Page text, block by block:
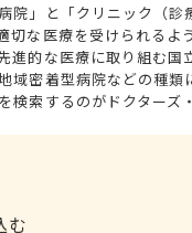
院」と「クリニック（
切な医療を受けられる
進的な医療に取り組む
域密着型病院などの種類
検索するのがドクターズ
む